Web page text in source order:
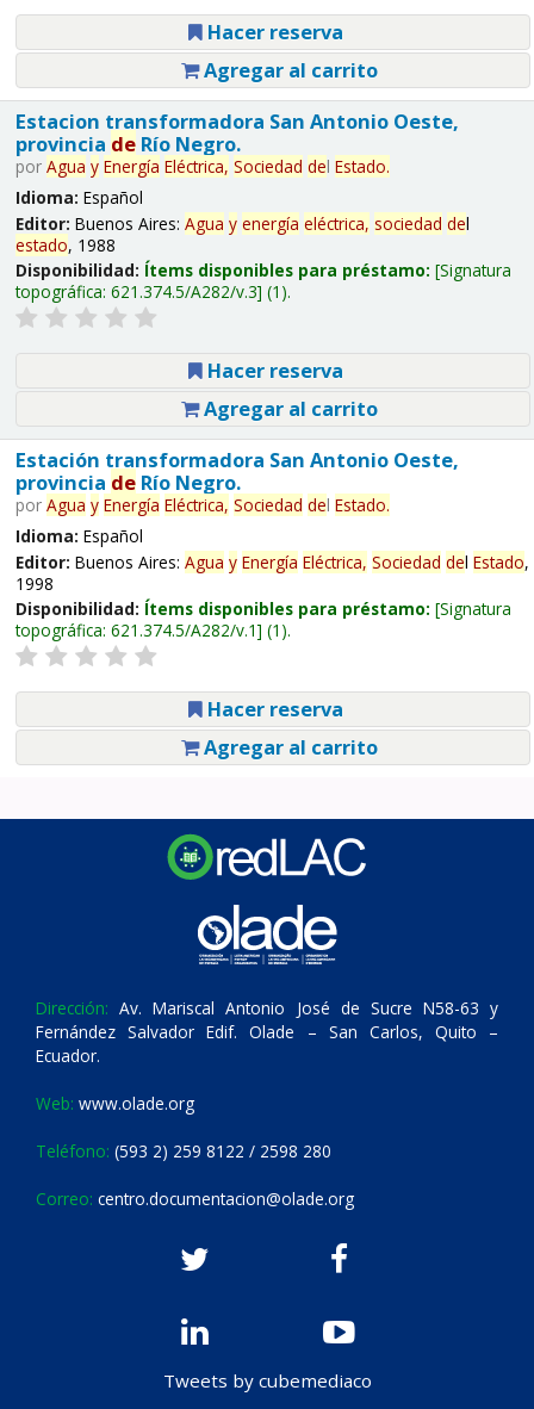
Hacer reserva
Agregar al carrito
Estacion transformadora San Antonio Oeste,
provincia deRío Negro.
por Agua y Energía Eléctrica, Sociedad del Estado.
Idioma: Español
Editor: Buenos Aires: Agua y energía eléctrica, sociedad del
estado, 1988
Disponibilidad: Ítems disponibles para préstamo: Signatura
topográfica: 621.374.5/A282/v.3 (1).
Hacer reserva
Agregar al carrito
Estación transformadora San Antonio Oeste,
provincia deRío Negro.
por Agua y Energía Eléctrica, Sociedad del Estado.
Idioma: Español
Editor: Buenos Aires: Agua y Energía Eléctrica, Sociedad del Estado,
1998
Disponibilidad: Ítems disponibles para préstamo: Signatura
topográfica: 621.374.5/A282/v.1 (1).
Hacer reserva
Agregar al carrito
Dirección: Av. Mariscal Antonio José de Sucre N58-63 y
Fernández Salvador Edif. Olade – San Carlos, Quito –
Ecuador.
Web: www.olade.org
Teléfono: (593 2) 259 8122 / 2598 280
Correo: centro.documentacion@olade.org
Tweets by cubemediaco